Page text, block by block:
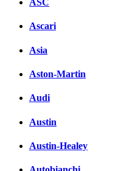
ASC
Ascari
Asia
Aston-Martin
Audi
Austin
Austin-Healey